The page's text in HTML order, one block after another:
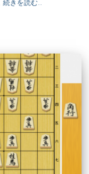
続きを読む…